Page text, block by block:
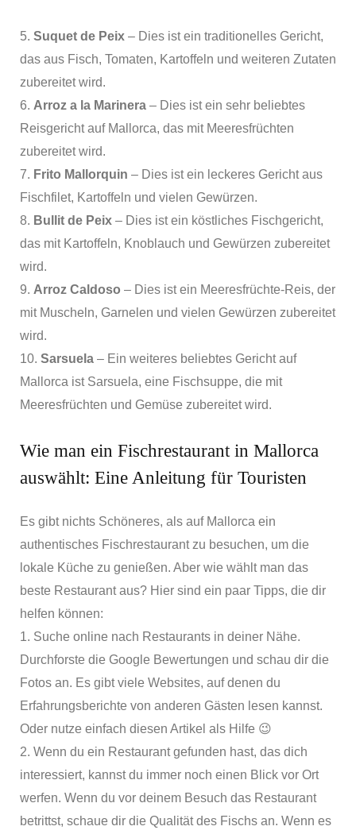
5. Suquet de Peix – Dies ist ein traditionelles Gericht,
das aus Fisch, Tomaten, Kartoffeln und weiteren Zutaten
zubereitet wird.
6. Arroz a la Marinera – Dies ist ein sehr beliebtes
Reisgericht auf Mallorca, das mit Meeresfrüchten
zubereitet wird.
7. Frito Mallorquin – Dies ist ein leckeres Gericht aus
Fischfilet, Kartoffeln und vielen Gewürzen.
8. Bullit de Peix – Dies ist ein köstliches Fischgericht,
das mit Kartoffeln, Knoblauch und Gewürzen zubereitet
wird.
9. Arroz Caldoso – Dies ist ein Meeresfrüchte-Reis, der
mit Muscheln, Garnelen und vielen Gewürzen zubereitet
wird.
10. Sarsuela – Ein weiteres beliebtes Gericht auf
Mallorca ist Sarsuela, eine Fischsuppe, die mit
Meeresfrüchten und Gemüse zubereitet wird.
Wie man ein Fischrestaurant in Mallorca
auswählt: Eine Anleitung für Touristen
Es gibt nichts Schöneres, als auf Mallorca ein
authentisches Fischrestaurant zu besuchen, um die
lokale Küche zu genießen. Aber wie wählt man das
beste Restaurant aus? Hier sind ein paar Tipps, die dir
helfen können:
1. Suche online nach Restaurants in deiner Nähe.
Durchforste die Google Bewertungen und schau dir die
Fotos an. Es gibt viele Websites, auf denen du
Erfahrungsberichte von anderen Gästen lesen kannst.
Oder nutze einfach diesen Artikel als Hilfe 😉
2. Wenn du ein Restaurant gefunden hast, das dich
interessiert, kannst du immer noch einen Blick vor Ort
werfen. Wenn du vor deinem Besuch das Restaurant
betrittst, schaue dir die Qualität des Fischs an. Wenn es